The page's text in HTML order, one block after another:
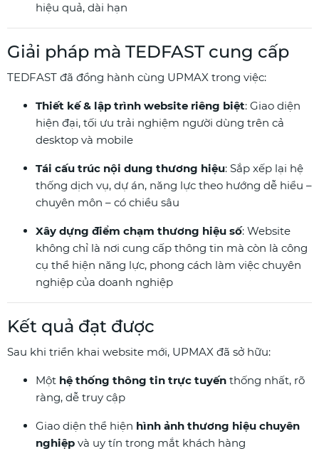
hiệu quả, dài hạn
Giải pháp mà TEDFAST cung cấp
TEDFAST đã đồng hành cùng UPMAX trong việc:
Thiết kế & lập trình website riêng biệt: Giao diện
hiện đại, tối ưu trải nghiệm người dùng trên cả
desktop và mobile
Tái cấu trúc nội dung thương hiệu: Sắp xếp lại hệ
thống dịch vụ, dự án, năng lực theo hướng dễ hiểu –
chuyên môn – có chiều sâu
Xây dựng điểm chạm thương hiệu số: Website
không chỉ là nơi cung cấp thông tin mà còn là công
cụ thể hiện năng lực, phong cách làm việc chuyên
nghiệp của doanh nghiệp
Kết quả đạt được
Sau khi triển khai website mới, UPMAX đã sở hữu:
Một hệ thống thông tin trực tuyến thống nhất, rõ
ràng, dễ truy cập
Giao diện thể hiện hình ảnh thương hiệu chuyên
nghiệp và uy tín trong mắt khách hàng